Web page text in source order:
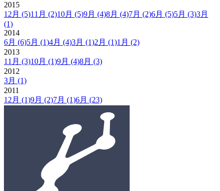
2015
12月 (5)11月 (2)10月 (5)9月 (4)8月 (4)7月 (2)6月 (5)5月 (3)3月
(1)
2014
6月 (6)5月 (1)4月 (4)3月 (1)2月 (1)1月 (2)
2013
11月 (3)10月 (1)9月 (4)8月 (3)
2012
3月 (1)
2011
12月 (1)9月 (2)7月 (1)6月 (23)